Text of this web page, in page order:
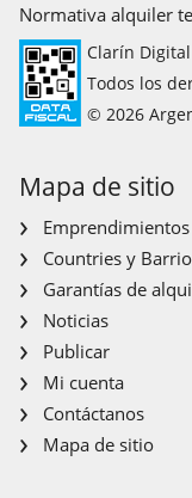
Normativa alquiler
Clarín
Todos los
© 2026
Mapa de sitio
Emprendimientos
Countries y
Garantías de
Noticias
Publicar
Mi cuenta
Contáctanos
Mapa de sitio